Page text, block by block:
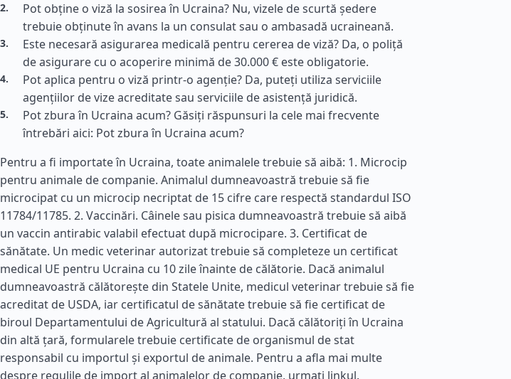
Pot obține o viză la sosirea în Ucraina? Nu, vizele de scurtă ședere
trebuie obținute în avans la un consulat sau o ambasadă ucraineană.
Este necesară asigurarea medicală pentru cererea de viză? Da, o poliță
de asigurare cu o acoperire minimă de 30.000 € este obligatorie.
Pot aplica pentru o viză printr-o agenție? Da, puteți utiliza serviciile
agențiilor de vize acreditate sau serviciile de asistență juridică.
Pot zbura în Ucraina acum? Găsiți răspunsuri la cele mai frecvente
întrebări aici: Pot zbura în Ucraina acum?
Pentru a fi importate în Ucraina, toate animalele trebuie să aibă: 1. Microcip
pentru animale de companie. Animalul dumneavoastră trebuie să fie
microcipat cu un microcip necriptat de 15 cifre care respectă standardul ISO
11784/11785. 2. Vaccinări. Câinele sau pisica dumneavoastră trebuie să aibă
un vaccin antirabic valabil efectuat după microcipare. 3. Certificat de
sănătate. Un medic veterinar autorizat trebuie să completeze un certificat
medical UE pentru Ucraina cu 10 zile înainte de călătorie. Dacă animalul
dumneavoastră călătorește din Statele Unite, medicul veterinar trebuie să fie
acreditat de USDA, iar certificatul de sănătate trebuie să fie certificat de
biroul Departamentului de Agricultură al statului. Dacă călătoriți în Ucraina
din altă țară, formularele trebuie certificate de organismul de stat
responsabil cu importul și exportul de animale. Pentru a afla mai multe
despre regulile de import al animalelor de companie, urmați linkul.